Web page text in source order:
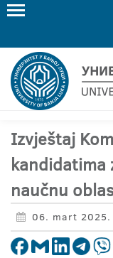
Izvještaj
kandidatima
naučnu
06. mart